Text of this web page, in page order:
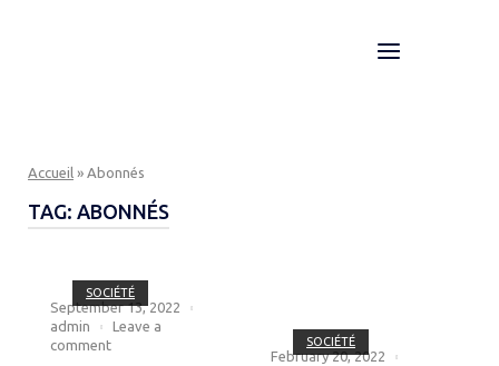
Menu
Accueil » Abonnés
TAG: ABONNÉS
SOCIÉTÉ
September 13, 2022
admin
Leave a
comment
SOCIÉTÉ
February 20, 2022